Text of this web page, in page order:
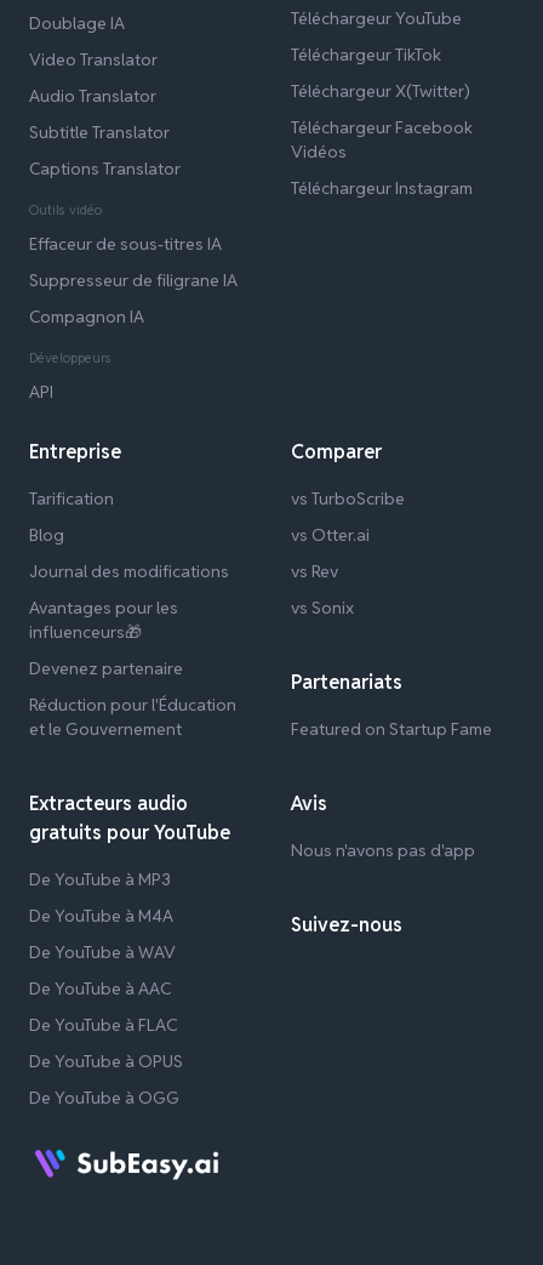
Doublage IA
Video Translator
Audio Translator
Subtitle Translator
Captions Translator
Outils vidéo
Effaceur de sous-titres IA
Suppresseur de filigrane IA
Compagnon IA
Développeurs
API
Téléchargeur YouTube
Téléchargeur TikTok
Téléchargeur X(Twitter)
Téléchargeur Facebook
Vidéos
Téléchargeur Instagram
Entreprise
Tarification
Blog
Journal des modifications
Avantages pour les
influenceurs🎁
Devenez partenaire
Réduction pour l'Éducation
et le Gouvernement
Extracteurs audio
gratuits pour YouTube
De YouTube à MP3
De YouTube à M4A
De YouTube à WAV
De YouTube à AAC
De YouTube à FLAC
De YouTube à OPUS
De YouTube à OGG
Comparer
vs TurboScribe
vs Otter.ai
vs Rev
vs Sonix
Partenariats
Featured on Startup Fame
Avis
Nous n'avons pas d'app
Suivez-nous